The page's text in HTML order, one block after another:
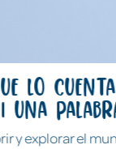
cuentan
el mundo de